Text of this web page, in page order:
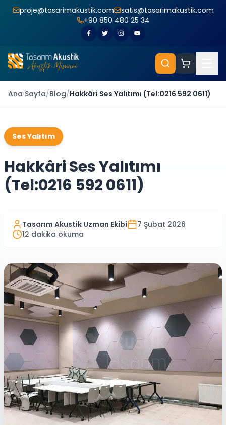
proje@tasarimakustik.com
satis@tasarimakustik.com
+90 850 480 25 34
Ana Sayfa/Blog/Hakkâri Ses Yalıtımı (Tel:0216 592 0611)
Ses Yalıtım
Hakkâri Ses Yalıtımı
(Tel:0216 592 0611)
Tasarım Akustik Uzman Ekibi
7 Şubat 2026
12 dakika okuma